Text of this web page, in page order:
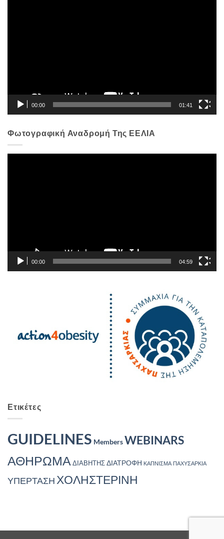
00:00 01:41
Φωτογραφική Αναδρομή Της ΕΕΛΙΑ
00:00 04:59
Ετικέτες
GUIDELINES MembersWEBINARS
ΑΘΗΡΩΜΑ ΔΙΑΒΗΤΗΣ ΔΙΑΤΡΟΦΗ ΚΑΠΝΙΣΜΑ ΠΑΧΥΣΑΡΚΙΑ
ΥΠΕΡΤΑΣΗ ΧΟΛΗΣΤΕΡΙΝΗ